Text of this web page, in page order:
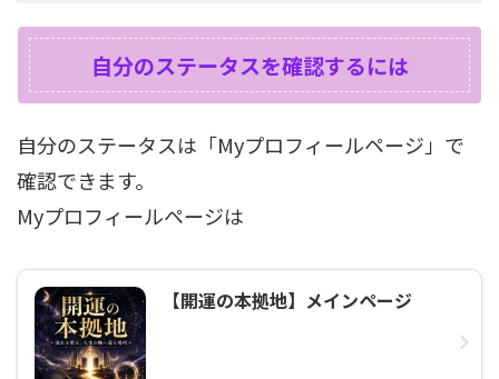
自分のステータスを確認するには
自分のステータスは「Myプロフィールページ」で
確認できます。
Myプロフィールページは
【開運の本拠地】メインページ